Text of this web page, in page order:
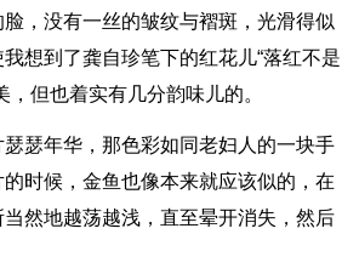
，没有一丝的皱纹与褶斑，光滑得似
想到了龚自珍笔下的红花儿“落红不是
但也着实有几分韵味儿的。
瑟年华，那色彩如同老妇人的一块手
时候，金鱼也像本来就应该似的，在
然地越荡越浅，直至晕开消失，然后